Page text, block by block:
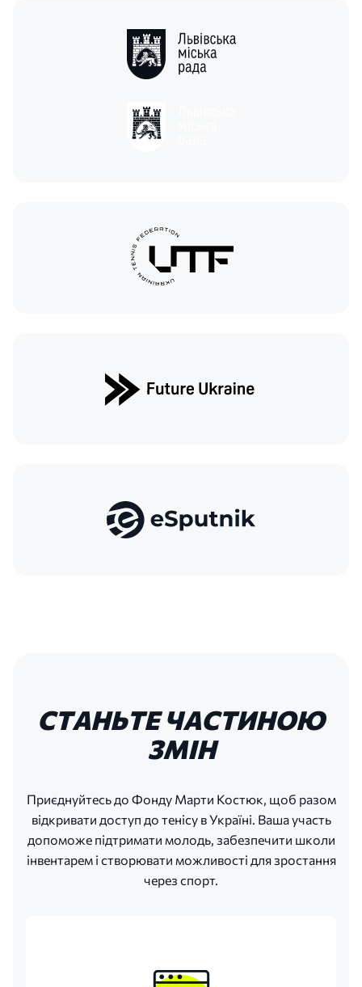
СТАНЬТЕ ЧАСТИНОЮ
ЗМІН
Приєднуйтесь до Фонду Марти Костюк, щоб разом
відкривати доступ до тенісу в Україні. Ваша участь
допоможе підтримати молодь, забезпечити школи
інвентарем і створювати можливості для зростання
через спорт.